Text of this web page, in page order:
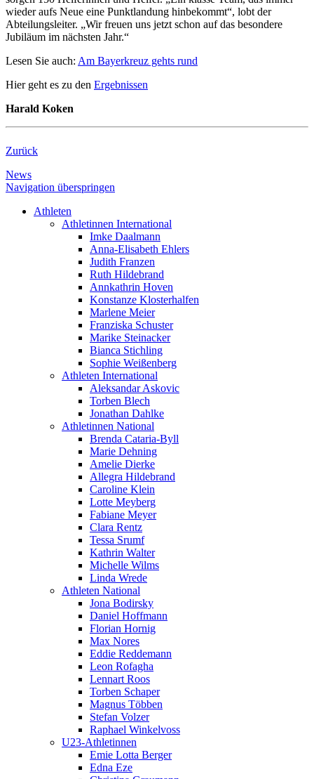
wieder aufs Neue eine Punktlandung hinbekommt“, lobt der
Abteilungsleiter. „Wir freuen uns jetzt schon auf das besondere
Jubiläum im nächsten Jahr.“
Lesen Sie auch: Am Bayerkreuz gehts rund
Hier geht es zu den Ergebnissen
Harald Koken
Zurück
News
Navigation überspringen
Athleten
Athletinnen International
Imke Daalmann
Anna-Elisabeth Ehlers
Judith Franzen
Ruth Hildebrand
Annkathrin Hoven
Konstanze Klosterhalfen
Marlene Meier
Franziska Schuster
Marike Steinacker
Bianca Stichling
Sophie Weißenberg
Athleten International
Aleksandar Askovic
Torben Blech
Jonathan Dahlke
Athletinnen National
Brenda Cataria-Byll
Marie Dehning
Amelie Dierke
Allegra Hildebrand
Caroline Klein
Lotte Meyberg
Fabiane Meyer
Clara Rentz
Tessa Srumf
Kathrin Walter
Michelle Wilms
Linda Wrede
Athleten National
Jona Bodirsky
Daniel Hoffmann
Florian Hornig
Max Nores
Eddie Reddemann
Leon Rofagha
Lennart Roos
Torben Schaper
Magnus Többen
Stefan Volzer
Raphael Winkelvoss
U23-Athletinnen
Emie Lotta Berger
Edna Eze